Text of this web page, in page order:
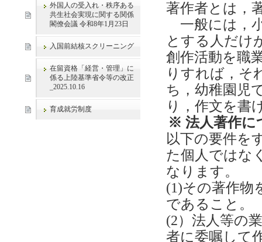
著作者とは，
一般には，
とする人だけ
創作活動を職
りすれば，そ
ち，幼稚園児
り，作文を書
※ 法人著作に
以下の要件を
た個人ではな
なります。
(1)その著作物
であること。
(2）法人等の
者に委嘱して
外国人の受入れ・秩序ある
共生社会実現に関する関係
閣僚会議 令和8年1月23日
入国前結核スクリーニング
在留資格「経営・管理」に
係る上陸基準省令等の改正
_2025.10.16
育成就労制度